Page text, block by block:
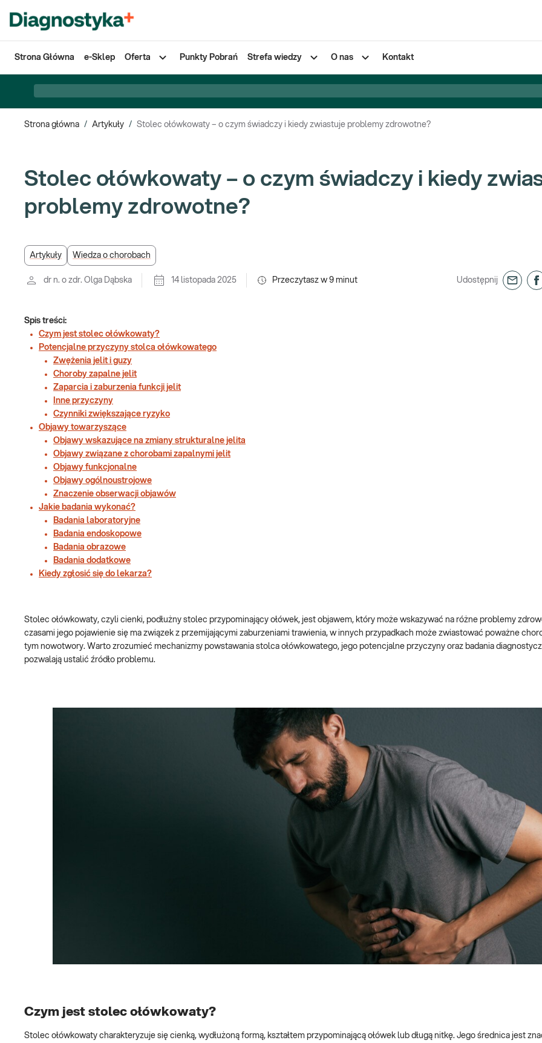
Strona Główna e-Sklep Oferta Punkty Pobrań Strefa wiedzy O nas Kontakt
Strona główna / Artykuły / Stolec ołówkowaty – o czym świadczy i kiedy zwiastuje problemy zdrowotne?
Stolec ołówkowaty – o czym świadczy i kiedy
problemy zdrowotne?
Artykuły Wiedza o chorobach
dr n. o zdr. Olga Dąbska 14 listopada 2025 Przeczytasz w 9 minut Udostępnij
Spis treści:
Czym jest stolec ołówkowaty?
Potencjalne przyczyny stolca ołówkowatego
Zwężenia jelit i guzy
Choroby zapalne jelit
Zaparcia i zaburzenia funkcji jelit
Inne przyczyny
Czynniki zwiększające ryzyko
Objawy towarzyszące
Objawy wskazujące na zmiany strukturalne jelita
Objawy związane z chorobami zapalnymi jelit
Objawy funkcjonalne
Objawy ogólnoustrojowe
Znaczenie obserwacji objawów
Jakie badania wykonać?
Badania laboratoryjne
Badania endoskopowe
Badania obrazowe
Badania dodatkowe
Kiedy zgłosić się do lekarza?
Stolec ołówkowaty, czyli cienki, podłużny stolec przypominający ołówek, jest objawem, który może wskazywać na różne problemy
czasami jego pojawienie się ma związek z przemijającymi zaburzeniami trawienia, w innych przypadkach może zwiastować poważne
tym nowotwory. Warto zrozumieć mechanizmy powstawania stolca ołówkowatego, jego potencjalne przyczyny oraz badania
pozwalają ustalić źródło problemu.
Czym jest stolec ołówkowaty?
Stolec ołówkowaty charakteryzuje się cienką, wydłużoną formą, kształtem przypominającą ołówek lub długą nitkę. Jego średnica jest